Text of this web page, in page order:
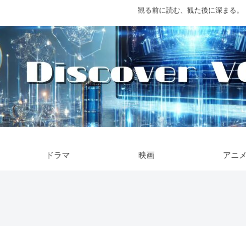
観る前に読む、観た後に深まる。
ドラマ 映画 アニメ